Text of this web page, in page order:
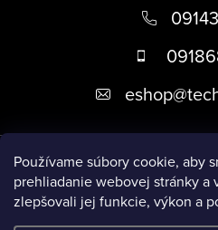
Používame súbory cookie, aby
prehliadanie webovej stránky a
zlepšovali jej funkcie, výkon a
i
eshop@
Informácie
Prijímame online platby